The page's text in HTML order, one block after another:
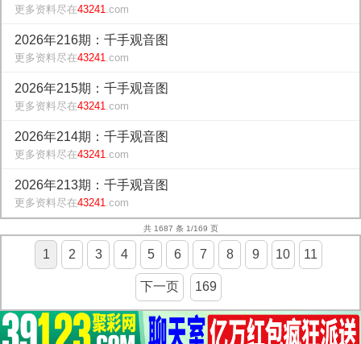
更多资料尽在43241.com
2026年216期：千手观音图
更多资料尽在43241.com
2026年215期：千手观音图
更多资料尽在43241.com
2026年214期：千手观音图
更多资料尽在43241.com
2026年213期：千手观音图
更多资料尽在43241.com
共 1687 条 1/169 页
1 2 3 4 5 6 7 8 9 10 11
下一页 169